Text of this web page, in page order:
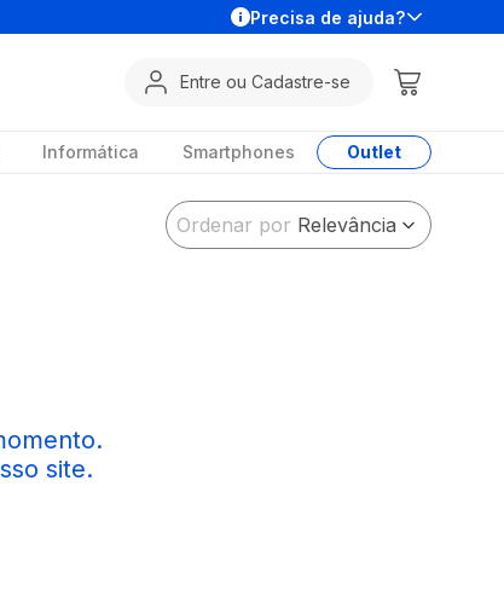
Precisa de ajuda?
Entre ou Cadastre-se
Informática Smartphones Outlet
Ordenar por Relevância